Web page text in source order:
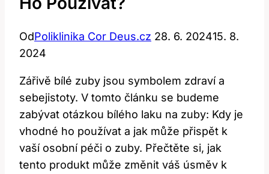
OdPoliklinika Cor Deus.cz 28. 6. 202415. 8.
2024
Zářivě‌ bílé zuby jsou symbolem zdraví a
sebejistoty. V tomto článku‍ se budeme
zabývat otázkou bílého laku‌ na zuby: Kdy je
vhodné ho používat a jak ⁤může přispět k
vaší ‌osobní péči ⁢o zuby. Přečtěte si, jak
⁣tento produkt může změnit ⁣váš⁢ úsměv ‌k⁣